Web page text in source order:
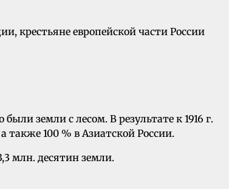
крестьяне европейской части России
земли с лесом. В результате к 1916 г.
100 % в Азиатской России.
млн. десятин земли.